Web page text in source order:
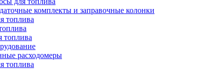
комплекты и заправочные колонки
топлива
топлива
расходомеры
топлива